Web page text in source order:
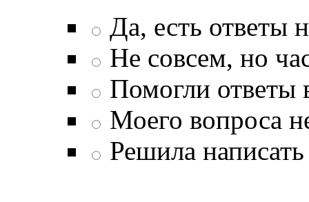
Да, есть ответы
Не совсем, но
Помогли ответы
Моего вопроса
Решила